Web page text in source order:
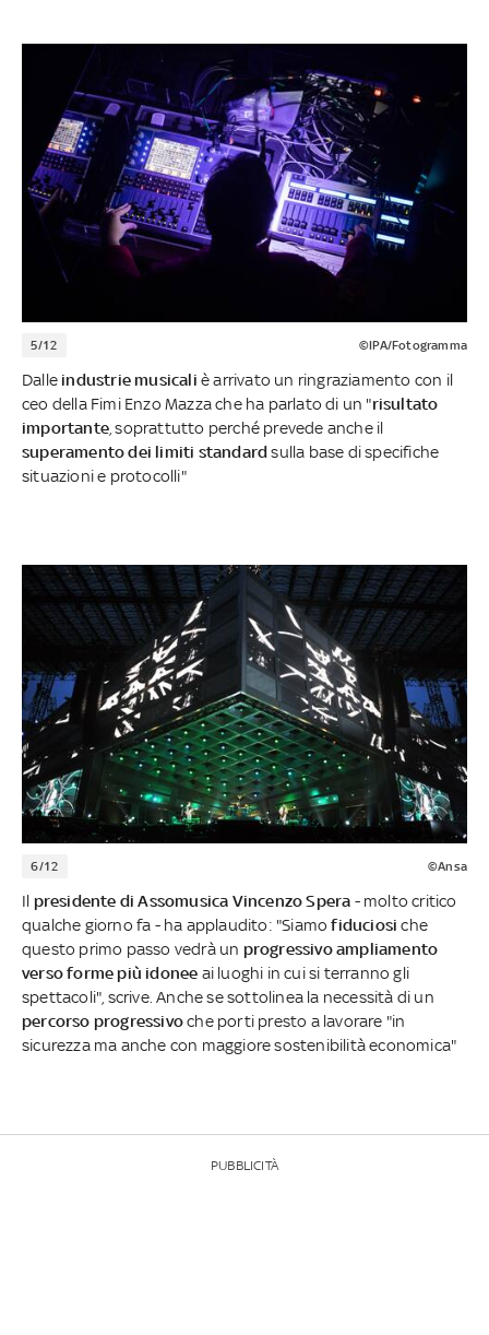
5/12 ©IPA/Fotogramma
Dalle industrie musicali è arrivato un ringraziamento con il
ceo della Fimi Enzo Mazza che ha parlato di un "risultato
importante , soprattutto perché prevede anche il
superamento dei limiti standardsulla base di specifiche
situazioni e protocolli"
6/12 ©Ansa
Il presidente di Assomusica Vincenzo Spera - molto critico
qualche giorno fa - ha applaudito: "Siamofiduciosi che
questo primo passo vedrà un progressivo ampliamento
verso forme più idonee ai luoghi in cui si terranno gli
spettacoli", scrive. Anche se sottolinea la necessità di un
percorso progressivoche porti presto a lavorare "in
sicurezza ma anche con maggiore sostenibilità economica"
PUBBLICITÀ